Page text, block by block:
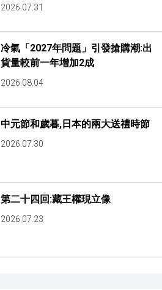
2026.07.31
冷氣「2027年問題」引發搶購潮:出
貨量較前一年增加2成
2026.08.04
中元節和歲暮,日本的兩大送禮時節
2026.07.30
第二十四回:藏王權現立像
2026.07.23